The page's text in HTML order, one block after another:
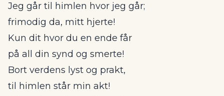
Jeg går til himlen hvor jeg går;
frimodig da, mitt hjerte!
Kun dit hvor du en ende får
på all din synd og smerte!
Bort verdens lyst og prakt,
til himlen står min akt!